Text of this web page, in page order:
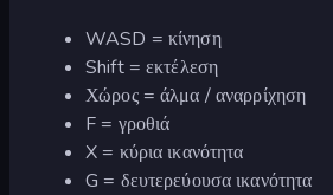
WASD = κίνηση
Shift = εκτέλεση
Χώρος = άλμα / αναρρίχηση
F = γροθιά
X = κύρια ικανότητα
G = δευτερεύουσα ικανότητα